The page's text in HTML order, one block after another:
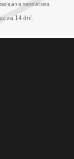
newslettera.
za 14 dní.